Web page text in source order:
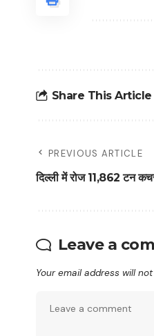
Share This Article
PREVIOUS ARTICLE
दिल्ली में रोज 11,862 टन
Leave a
Your email address will